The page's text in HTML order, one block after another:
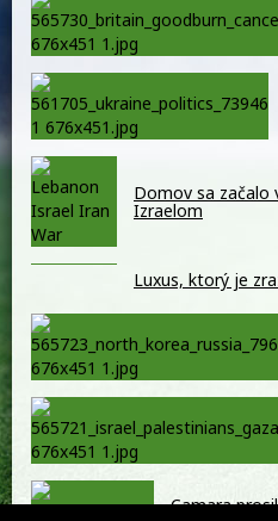
Domov sa začalo
Izraelom
Luxus, ktorý je
Camara